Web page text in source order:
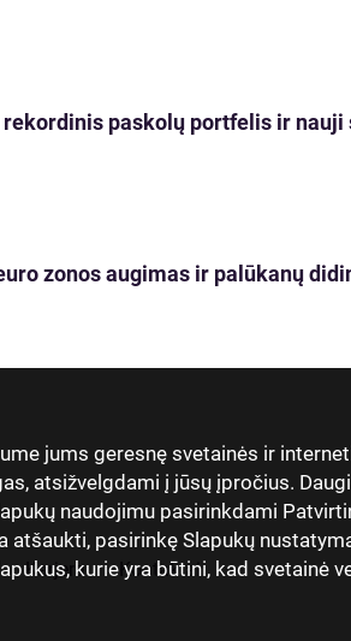
jums geresnę svetainės ir
atsižvelgdami į jūsų įpročius.
naudojimu pasirinkdami
pasirinkę Slapukų
kurie yra būtini, kad svetainė
paskolų portfelis ir
zonos augimas ir palūkanų
Karjera Kontaktai